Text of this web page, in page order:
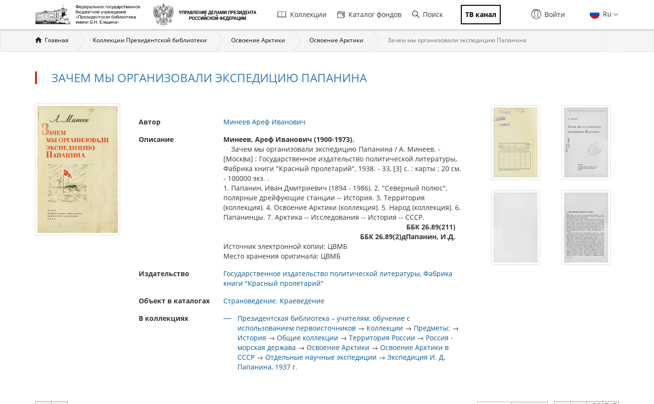
Главная
навигация
Коллекции Каталог фондов Поиск ТВ канал Ru
Войти
Вы
здесь
Главная Коллекции Президентской библиотеки Освоение Арктики Освоение Арктики Зачем мы организовали экспедицию Папанина
ЗАЧЕМ МЫ ОРГАНИЗОВАЛИ ЭКСПЕДИЦИЮ ПАПАНИНА
Автор
Минеев Ареф Иванович
Описание
Минеев, Ареф Иванович (1900-1973).
Зачем мы организовали экспедицию Папанина / А. Минеев. -
[Москва] : Государственное издательство политической литературы,
Фабрика книги "Красный пролетарий", 1938. - 33, [3] с. : карты ; 20 см.
- 100000 экз. .
1. Папанин, Иван Дмитриевич (1894 - 1986). 2. "Северный полюс",
полярные дрейфующие станции -- История. 3. Территория
(коллекция). 4. Освоение Арктики (коллекция). 5. Народ (коллекция). 6.
Папанинцы. 7. Арктика -- Исследования -- История -- СССР.
ББК 26.89(211)
ББК 26.89(2)дПапанин, И.Д.
Источник электронной копии: ЦВМБ
Место хранения оригинала: ЦВМБ
Издательство
Государственное издательство политической литературы, Фабрика
книги "Красный пролетарий"
Объект в каталогах
Страноведение. Краеведение
В коллекциях
Президентская библиотека – учителям: обучение с
использованием первоисточников → Коллекции → Предметы: →
История →Общие коллекции →Территория России → Россия -
морская держава →Освоение Арктики →Освоение Арктики в
СССР →Отдельные научные экспедиции →Экспедиция И. Д.
Папанина, 1937 г.